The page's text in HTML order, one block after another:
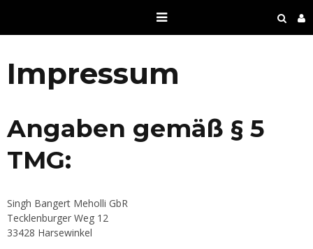
Impressum
Angaben gemäß § 5
TMG:
Singh Bangert Meholli GbR
Tecklenburger Weg 12
33428 Harsewinkel